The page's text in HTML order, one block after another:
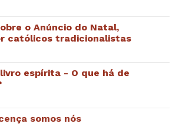
o Anúncio do Natal,
católicos tradicionalistas
espírita - O que há de
somos nós